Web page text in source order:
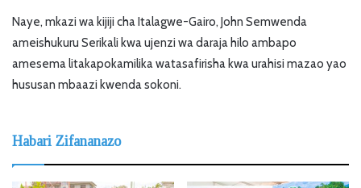
Naye, mkazi wa kijiji cha Italagwe-Gairo, John Semwenda
ameishukuru Serikali kwa ujenzi wa daraja hilo ambapo
amesema litakapokamilika watasafirisha kwa urahisi mazao yao
hususan mbaazi kwenda sokoni.
Habari Zifananazo